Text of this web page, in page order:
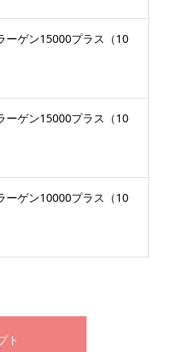
ーゲン15000プラス（10
ーゲン15000プラス（10
ーゲン10000プラス（10
ト